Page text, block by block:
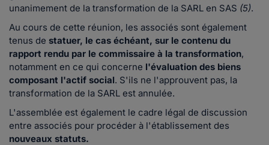
unanimement de la transformation de la SARL en SAS (5).
Au cours de cette réunion, les associés sont également
tenus de statuer, le cas échéant, sur le contenu du
rapport rendu par le commissaire à la transformation,
notamment en ce qui concerne l'évaluation des biens
composant l'actif social. S'ils ne l'approuvent pas, la
transformation de la SARL est annulée.
L'assemblée est également le cadre légal de discussion
entre associés pour procéder à l'établissement des
nouveaux statuts.